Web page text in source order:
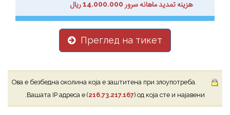
هزینه تمدید ماهانه سرور 14.000.000 ریال
Преглед на тикет
Ова е безбедна околина која е заштитена при злоупотреба.
Вашата IP адреса е (216.73.217.167) од која сте и најавени.